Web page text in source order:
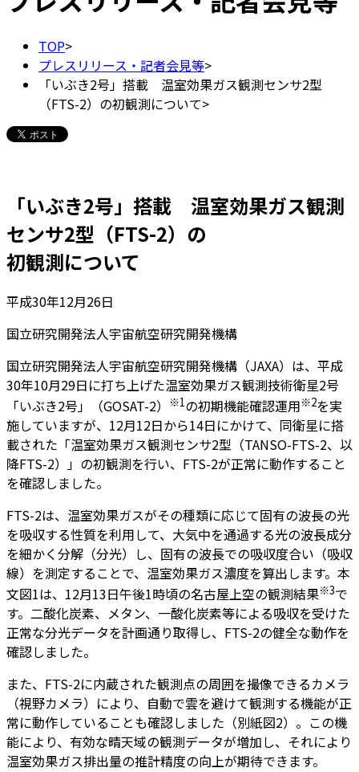
TOP>
プレスリリース・記者会見等>
「いぶき2号」搭載 温室効果ガス観測センサ2型
（FTS-2）の初観測について>
「いぶき2号」搭載 温室効果ガス観測
センサ2型（FTS-2）の
初観測について
平成30年12月26日
国立研究開発法人宇宙航空研究開発機構
国立研究開発法人宇宙航空研究開発機構（JAXA）は、平成
30年10月29日に打ち上げた温室効果ガス観測技術衛星2号
「いぶき2号」（GOSAT-2）
※1の初期機能確認運用※2を実
施していますが、12月12日から14日にかけて、同衛星に搭
載された「温室効果ガス観測センサ2型（TANSO-FTS-2、以
降FTS-2）」の初観測を行い、FTS-2が正常に動作すること
を確認しました。
FTS-2は、温室効果ガスがその種類に応じて固有の波長の光
を吸収する性質を利用して、大気中を通過する光の波長成分
を細かく分解（分光）し、固有の波長での吸収度合い（吸収
線）を測定することで、温室効果ガス濃度を算出します。本
文図1は、12月13日午後1時頃の名古屋上空の観測結果※3で
す。二酸化炭素、メタン、一酸化炭素等による吸収を受けた
正常な分光データを計画通り取得し、FTS-2の健全な動作を
確認しました。
また、FTS-2に内蔵された観測点の周囲を撮像できるカメラ
（視野カメラ）により、自動で雲を避けて観測する機能が正
常に動作していることも確認しました（別紙図2）。この機
能により、有効な晴天域の観測データが増加し、それにより
温室効果ガス排出量の推計精度の向上が期待できます。